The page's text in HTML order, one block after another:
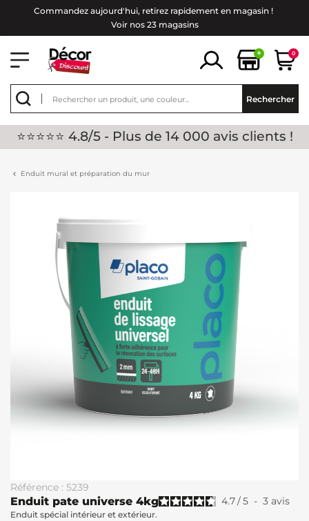
Commandez aujourd'hui, retirez rapidement en magasin !
Voir nos 23 magasins
+ 0
Rechercher
⭐⭐⭐⭐⭐ 4.8/5 - Plus de 14 000 avis clients !
Enduit mural et préparation du mur
Référence : 5239
Enduit pate universe 4kg 4.7/5 - 3 avis
Enduit spécial intérieur et extérieur.